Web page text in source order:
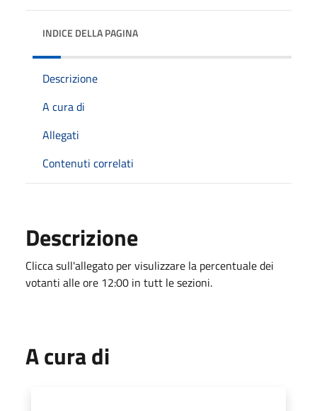
INDICE DELLA PAGINA
Descrizione
A cura di
Allegati
Contenuti correlati
Descrizione
Clicca sull'allegato per visulizzare la percentuale dei
votanti alle ore 12:00 in tutt le sezioni.
A cura di